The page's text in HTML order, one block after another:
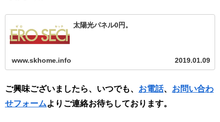
太陽光パネル0円。
www.skhome.info 2019.01.09
ご興味ございましたら、いつでも、 お電話、 お問い合わ
せフォームよりご連絡お待ちしております。